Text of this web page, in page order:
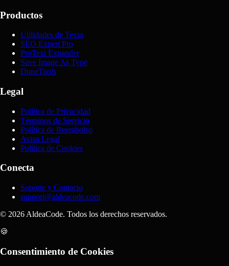
Productos
Utilidades de Texto
SEO Expert Pro
ProText Expander
Save Image As Type
DuneTools
Legal
Política de Privacidad
Términos de Servicio
Política de Reembolso
Aviso Legal
Política de Cookies
Conecta
Soporte y Contacto
support@aldeacode.com
© 2026 AldeaCode. Todos los derechos reservados.
🍪
Consentimiento de Cookies